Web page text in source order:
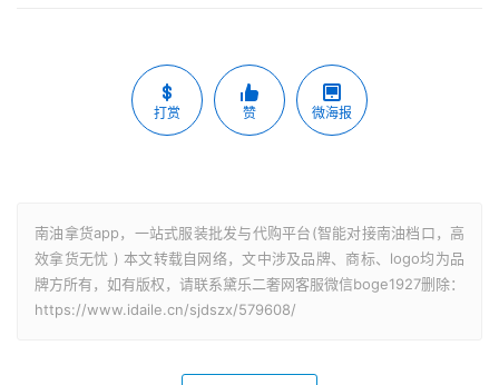
打赏 赞 微海报
南油拿货app，一站式服装批发与代购平台(智能对接南油档口，高
效拿货无忧 ) 本文转载自网络，文中涉及品牌、商标、logo均为品
牌方所有，如有版权，请联系黛乐二奢网客服微信boge1927删除：
https://www.idaile.cn/sjdszx/579608/